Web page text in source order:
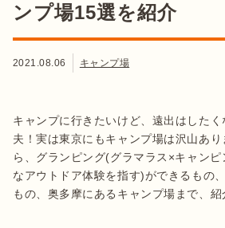
ンプ場15選を紹介
2021.08.06 キャンプ場
キャンプに行きたいけど、遠出はした
夫！実は東京にもキャンプ場は沢山あ
ら、グランピング(グラマラス×キャンピ
なアウトドア体験を指す)ができるもの
もの、奥多摩にあるキャンプ場まで、紹